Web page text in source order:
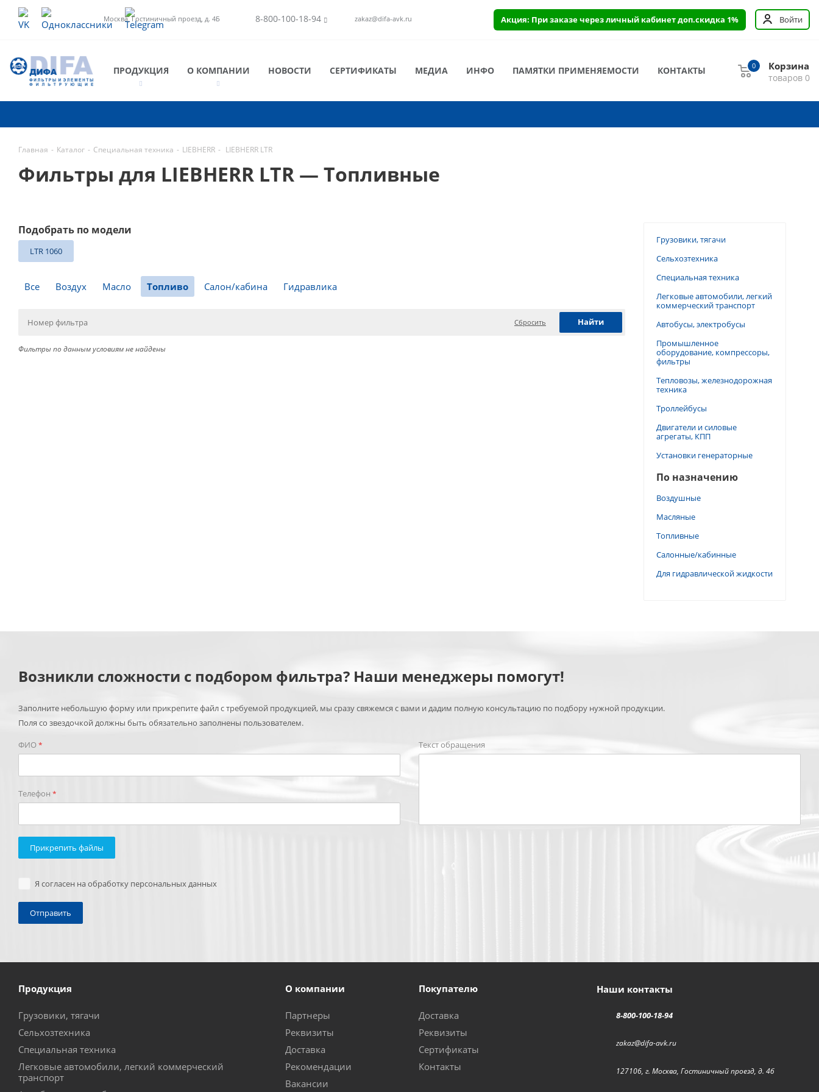
Москва, Гостиничный проезд, д. 4Б 8-800-100-18-94 zakaz@difa-avk.ru Акция: При заказе через личный кабинет доп.скидка 1% Войти
ПРОДУКЦИЯ О КОМПАНИИ НОВОСТИ СЕРТИФИКАТЫ МЕДИА ИНФО ПАМЯТКИ ПРИМЕНЯЕМОСТИ КОНТАКТЫ Корзина
товаров 0
0
Главная - Каталог - Специальная техника - LIEBHERR - LIEBHERR LTR
Фильтры для LIEBHERR LTR — Топливные
Подобрать по модели
LTR 1060
Все Воздух Масло Топливо Салон/кабина Гидравлика
Сбросить
Фильтры по данным условиям не найдены
Грузовики, тягачи
Сельхозтехника
Специальная техника
Легковые автомобили, легкий
коммерческий транспорт
Автобусы, электробусы
Промышленное
оборудование, компрессоры,
фильтры
Тепловозы, железнодорожная
техника
Троллейбусы
Двигатели и силовые
агрегаты, КПП
Установки генераторные
По назначению
Воздушные
Масляные
Топливные
Салонные/кабинные
Для гидравлической жидкости
Возникли сложности с подбором фильтра? Наши менеджеры помогут!
Заполните небольшую форму или прикрепите файл с требуемой продукцией, мы сразу свяжемся с вами и дадим полную консультацию по подбору нужной продукции.
Поля со звездочкой должны быть обязательно заполнены пользователем.
ФИО*
Телефон *
Текст обращения
Прикрепить файлы
Я согласен на обработку персональных данных
Продукция
Грузовики, тягачи
Сельхозтехника
Специальная техника
Легковые автомобили, легкий коммерческий
транспорт
О компании
Партнеры
Реквизиты
Доставка
Рекомендации
Вакансии
Покупателю
Доставка
Реквизиты
Сертификаты
Контакты
Наши контакты
8-800-100-18-94
zakaz@difa-avk.ru
127106, г. Москва, Гостиничный проезд, д. 4б